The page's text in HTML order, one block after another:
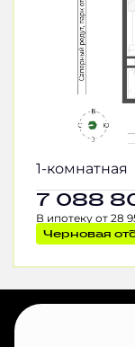
1-комнатная
7 088
В ипотеку от 28
Черновая